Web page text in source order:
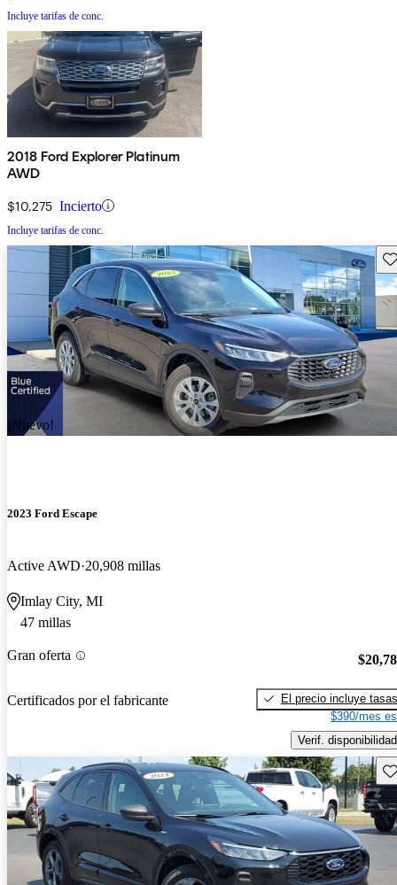
Incluye tarifas de conc.
2018 Ford Explorer Platinum
AWD
$10,275 Incierto
Incluye tarifas de conc.
¡Nuevo!
2023 Ford Escape
Active AWD 20,908 millas
Imlay City, MI
47 millas
Gran oferta
Certificados por el fabricante
El precio incluye tasas
$390/mes
Verif. disponibilidad